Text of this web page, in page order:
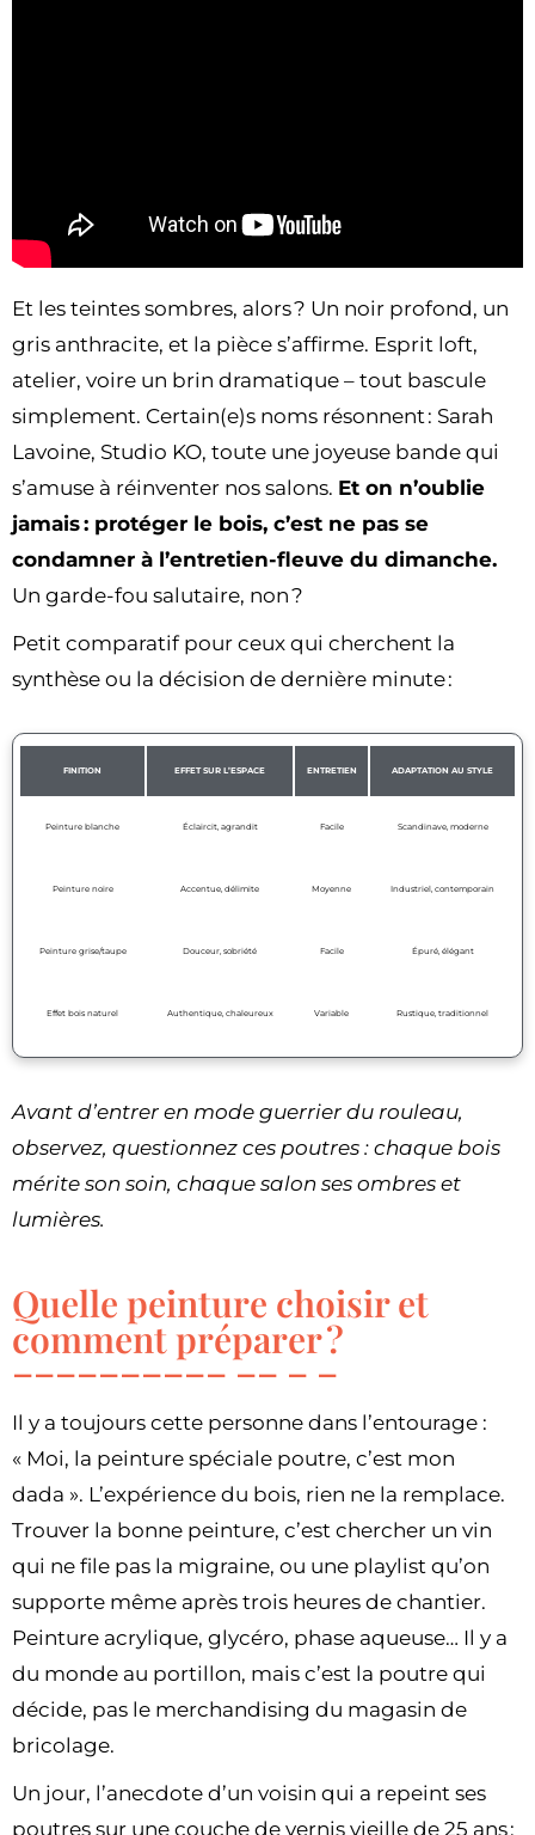
Et les teintes sombres, alors ? Un noir profond, un
gris anthracite, et la pièce s’affirme. Esprit loft,
atelier, voire un brin dramatique – tout bascule
simplement. Certain(e)s noms résonnent : Sarah
Lavoine, Studio KO, toute une joyeuse bande qui
s’amuse à réinventer nos salons. Et on n’oublie
jamais : protéger le bois, c’est ne pas se
condamner à l’entretien-fleuve du dimanche.
Un garde-fou salutaire, non ?
Petit comparatif pour ceux qui cherchent la
synthèse ou la décision de dernière minute :
FINITION EFFET SUR L’ESPACE ENTRETIEN ADAPTATION AU STYLE
Peinture blanche Éclaircit, agrandit Facile Scandinave, moderne
Peinture noire Accentue, délimite Moyenne Industriel, contemporain
Peinture grise/taupe Douceur, sobriété Facile Épuré, élégant
Effet bois naturel Authentique, chaleureux Variable Rustique, traditionnel
Avant d’entrer en mode guerrier du rouleau,
observez, questionnez ces poutres : chaque bois
mérite son soin, chaque salon ses ombres et
lumières.
Quelle peinture choisir et
comment préparer ?
Il y a toujours cette personne dans l’entourage :
« Moi, la peinture spéciale poutre, c’est mon
dada ». L’expérience du bois, rien ne la remplace.
Trouver la bonne peinture, c’est chercher un vin
qui ne file pas la migraine, ou une playlist qu’on
supporte même après trois heures de chantier.
Peinture acrylique, glycéro, phase aqueuse… Il y a
du monde au portillon, mais c’est la poutre qui
décide, pas le merchandising du magasin de
bricolage.
Un jour, l’anecdote d’un voisin qui a repeint ses
poutres sur une couche de vernis vieille de 25 ans :